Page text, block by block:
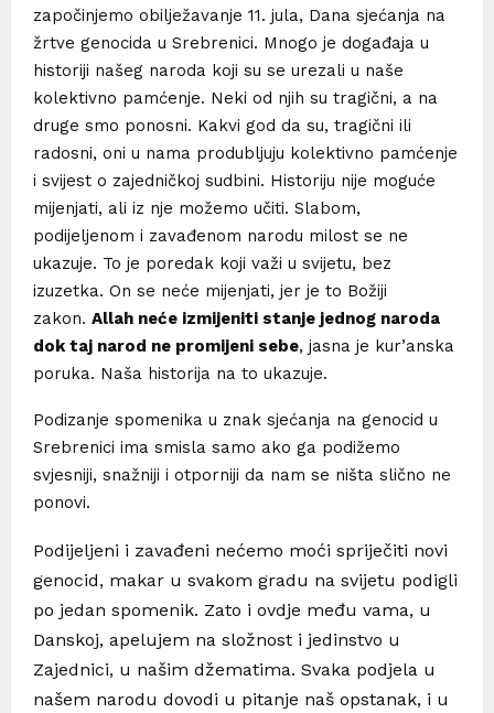
započinjemo obilježavanje 11. jula, Dana sjećanja na
žrtve genocida u Srebrenici. Mnogo je događaja u
historiji našeg naroda koji su se urezali u naše
kolektivno pamćenje. Neki od njih su tragični, a na
druge smo ponosni. Kakvi god da su, tragični ili
radosni, oni u nama produbljuju kolektivno pamćenje
i svijest o zajedničkoj sudbini. Historiju nije moguće
mijenjati, ali iz nje možemo učiti. Slabom,
podijeljenom i zavađenom narodu milost se ne
ukazuje. To je poredak koji važi u svijetu, bez
izuzetka. On se neće mijenjati, jer je to Božiji
zakon. Allah neće izmijeniti stanje jednog naroda
dok taj narod ne promijeni sebe, jasna je kur’anska
poruka. Naša historija na to ukazuje.
Podizanje spomenika u znak sjećanja na genocid u
Srebrenici ima smisla samo ako ga podižemo
svjesniji, snažniji i otporniji da nam se ništa slično ne
ponovi.
Podijeljeni i zavađeni nećemo moći spriječiti novi
genocid, makar u svakom gradu na svijetu podigli
po jedan spomenik. Zato i ovdje među vama, u
Danskoj, apelujem na složnost i jedinstvo u
Zajednici, u našim džematima. Svaka podjela u
našem narodu dovodi u pitanje naš opstanak, i u